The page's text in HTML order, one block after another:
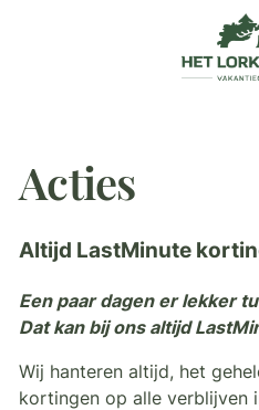
Acties
Altijd LastMinute
Een paar dagen er lekker
Dat kan bij ons altijd
Wij hanteren altijd, het
kortingen op alle verblijven